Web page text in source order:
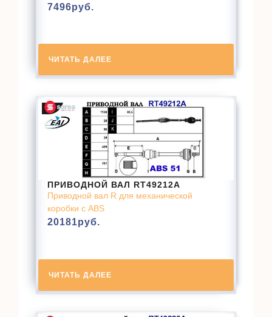
7496руб.
ЧИТАТЬ ДАЛЕЕ
ПРИВОДНОЙ ВАЛ RT49212A
Приводной вал R для механической
коробки с ABS
20181руб.
ЧИТАТЬ ДАЛЕЕ